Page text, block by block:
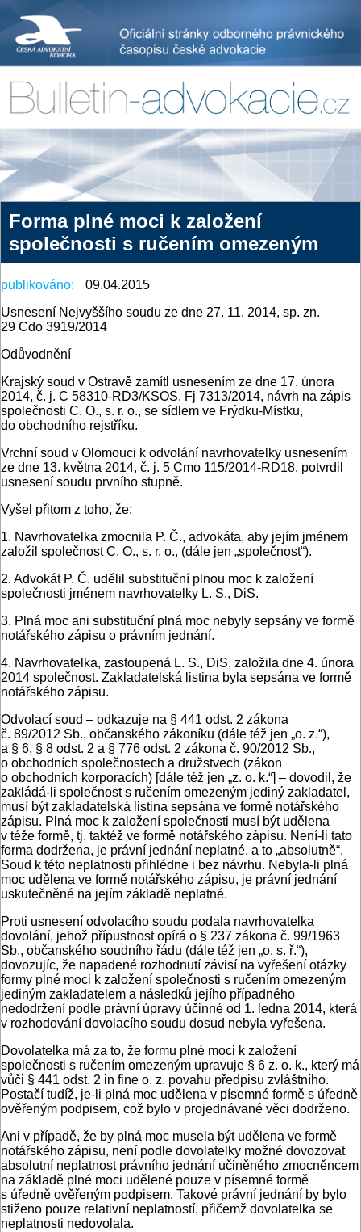
Forma plné moci k založení
společnosti s ručením omezeným
publikováno:
09.04.2015
Usnesení Nejvyššího soudu ze dne 27. 11. 2014, sp. zn.
29 Cdo 3919/2014
Odůvodnění
Krajský soud v Ostravě zamítl usnesením ze dne 17. února
2014, č. j. C 58310-RD3/KSOS, Fj 7313/2014, návrh na zápis
společnosti C. O., s. r. o., se sídlem ve Frýdku-Místku,
do obchodního rejstříku.
Vrchní soud v Olomouci k odvolání navrhovatelky usnesením
ze dne 13. května 2014, č. j. 5 Cmo 115/2014-RD18, potvrdil
usnesení soudu prvního stupně.
Vyšel přitom z toho, že:
1. Navrhovatelka zmocnila P. Č., advokáta, aby jejím jménem
založil společnost C. O., s. r. o., (dále jen „společnost“).
2. Advokát P. Č. udělil substituční plnou moc k založení
společnosti jménem navrhovatelky L. S., DiS.
3. Plná moc ani substituční plná moc nebyly sepsány ve formě
notářského zápisu o právním jednání.
4. Navrhovatelka, zastoupená L. S., DiS, založila dne 4. února
2014 společnost. Zakladatelská listina byla sepsána ve formě
notářského zápisu.
Odvolací soud – odkazuje na § 441 odst. 2 zákona
č. 89/2012 Sb., občanského zákoníku (dále též jen „o. z.“),
a § 6, § 8 odst. 2 a § 776 odst. 2 zákona č. 90/2012 Sb.,
o obchodních společnostech a družstvech (zákon
o obchodních korporacích) [dále též jen „z. o. k.“] – dovodil, že
zakládá-li společnost s ručením omezeným jediný zakladatel,
musí být zakladatelská listina sepsána ve formě notářského
zápisu. Plná moc k založení společnosti musí být udělena
v téže formě, tj. taktéž ve formě notářského zápisu. Není-li tato
forma dodržena, je právní jednání neplatné, a to „absolutně“.
Soud k této neplatnosti přihlédne i bez návrhu. Nebyla-li plná
moc udělena ve formě notářského zápisu, je právní jednání
uskutečněné na jejím základě neplatné.
Proti usnesení odvolacího soudu podala navrhovatelka
dovolání, jehož přípustnost opírá o § 237 zákona č. 99/1963
Sb., občanského soudního řádu (dále též jen „o. s. ř.“),
dovozujíc, že napadené rozhodnutí závisí na vyřešení otázky
formy plné moci k založení společnosti s ručením omezeným
jediným zakladatelem a následků jejího případného
nedodržení podle právní úpravy účinné od 1. ledna 2014, která
v rozhodování dovolacího soudu dosud nebyla vyřešena.
Dovolatelka má za to, že formu plné moci k založení
společnosti s ručením omezeným upravuje § 6 z. o. k., který má
vůči § 441 odst. 2 in fine o. z. povahu předpisu zvláštního.
Postačí tudíž, je-li plná moc udělena v písemné formě s úředně
ověřeným podpisem, což bylo v projednávané věci dodrženo.
Ani v případě, že by plná moc musela být udělena ve formě
notářského zápisu, není podle dovolatelky možné dovozovat
absolutní neplatnost právního jednání učiněného zmocněncem
na základě plné moci udělené pouze v písemné formě
s úředně ověřeným podpisem. Takové právní jednání by bylo
stiženo pouze relativní neplatností, přičemž dovolatelka se
neplatnosti nedovolala.